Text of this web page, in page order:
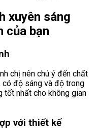
xuyên sáng
của bạn
chị nên chú ý đến chất
có độ sáng và độ trong
tốt nhất cho không gian
với thiết kế